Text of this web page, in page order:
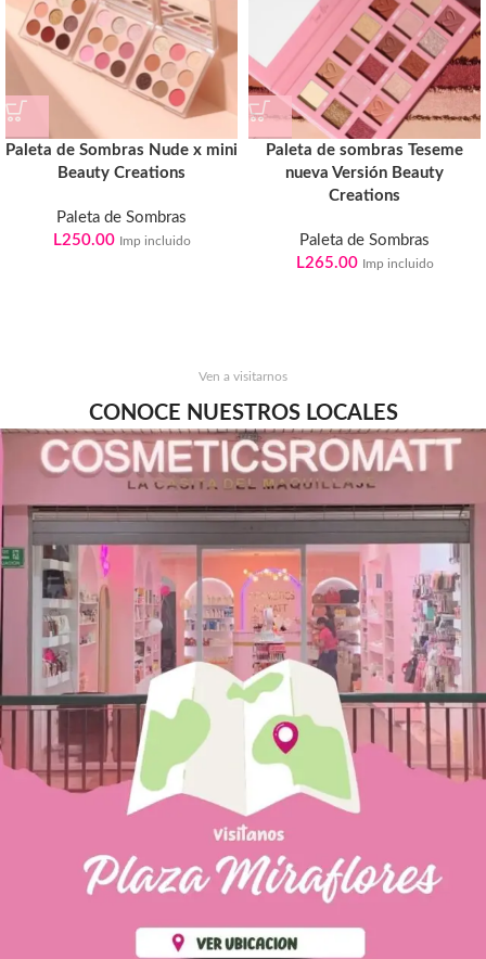
Paleta de Sombras Nude x mini
Beauty Creations
Paleta de Sombras
L250.00 Imp incluido
Paleta de sombras Teseme
nueva Versión Beauty
Creations
Paleta de Sombras
L265.00 Imp incluido
Ven a visitarnos
CONOCE NUESTROS LOCALES